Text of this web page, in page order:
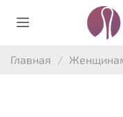
Главная